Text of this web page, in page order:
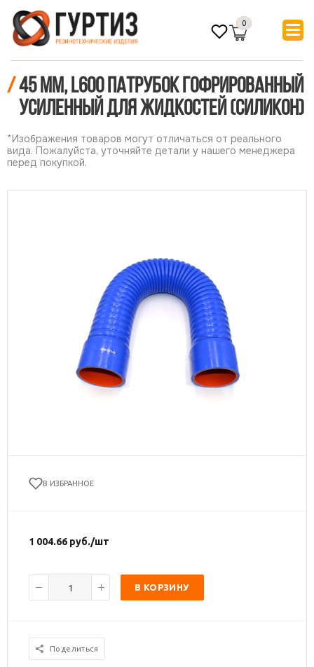
0
/45 мм, L600 Патрубок гофрированный
усиленный для жидкостей (силикон)
*Изображения товаров могут отличаться от реального
вида. Пожалуйста, уточняйте детали у нашего менеджера
перед покупкой.
В ИЗБРАННОЕ
1 004.66 руб./шт
В КОРЗИНУ
Поделиться